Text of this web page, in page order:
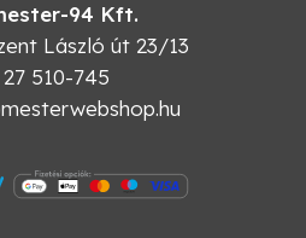
94 Kft.
László út 23/13
510-745